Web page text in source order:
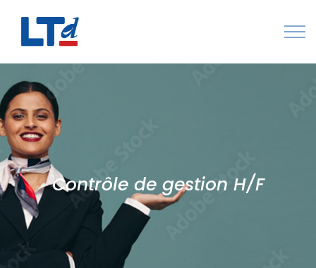
Numéro Vert : 0805 034 036
Qui sommes-nous
Rejoignez LTd
Contactez-nousContrôle de gestion H/F